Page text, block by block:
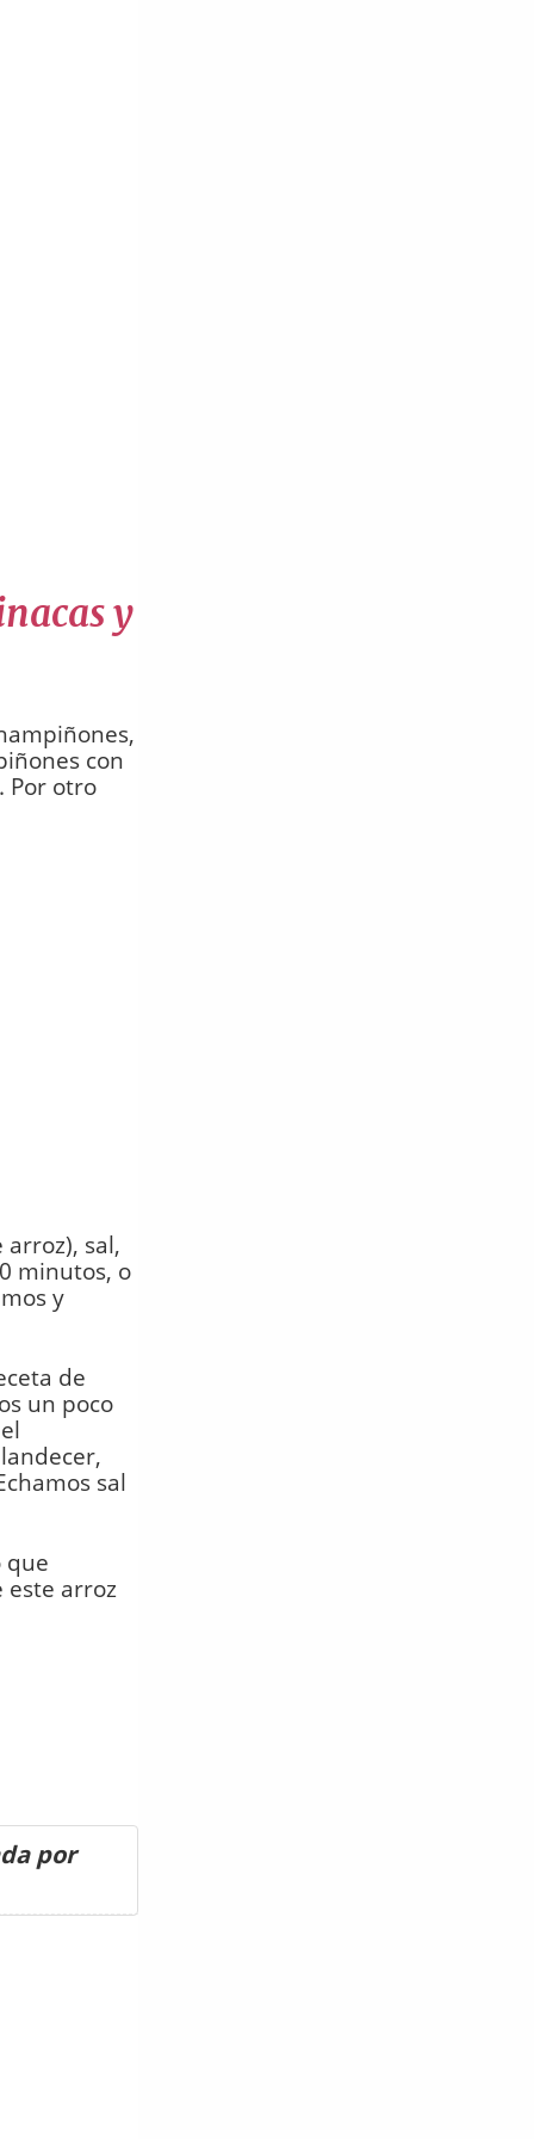
y
con
Por otro
sal,
minutos, o
y
de
un poco
sal
que
este arroz
por